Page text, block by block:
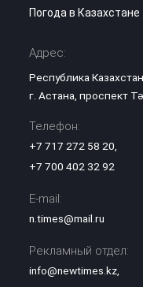
Погода в Казахстане
Адрес:
Республика
г. Астана, проспект
Телефон:
+7 717 272 58 20
+7 700 402 32 92
E-mail:
n.times@mail.ru
Рекламный отдел:
info@newtimes.kz,